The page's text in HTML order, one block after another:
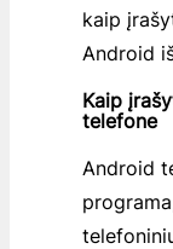
kaip
Android
Kaip
telefone
Android